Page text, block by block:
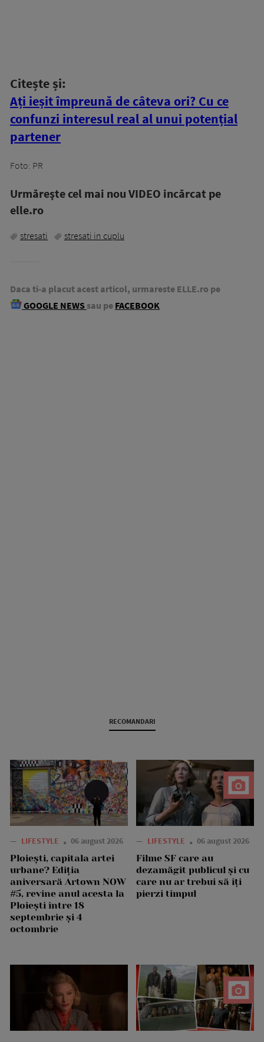
Citește și:
Ați ieșit împreună de câteva ori? Cu ce
confunzi interesul real al unui potențial
partener
Foto: PR
Urmăreşte cel mai nou VIDEO incărcat pe
elle.ro
stresati stresati in cuplu
Daca ti-a placut acest articol, urmareste ELLE.ro pe
GOOGLE NEWS sau pe FACEBOOK
RECOMANDARI
— LIFESTYLE 06 august 2026
Ploiești, capitala artei
urbane? Ediția
aniversară Artown NOW
#5, revine anul acesta la
Ploiești între 18
septembrie și 4
octombrie
— LIFESTYLE 06 august 2026
Filme SF care au
dezamăgit publicul și cu
care nu ar trebui să îți
pierzi timpul